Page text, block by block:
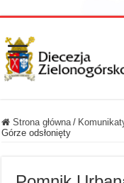
Strona główna /
Górze odsłonięty